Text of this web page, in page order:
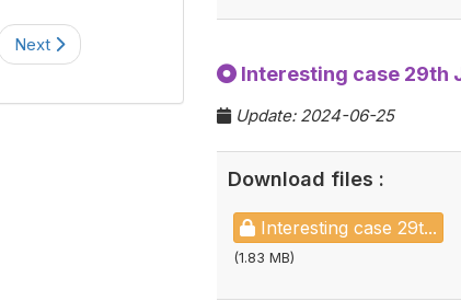
Next
Interesting case 29th
Update: 2024-06-25
Download files :
Interesting case 29t...
(1.83 MB)